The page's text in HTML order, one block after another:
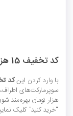
کد تخفیف 15 هزار تومانی اسنپ اکسپرس
با وارد کردن اینکد
هزار تومان بهره‌مند
"خرید کنید" کلیک